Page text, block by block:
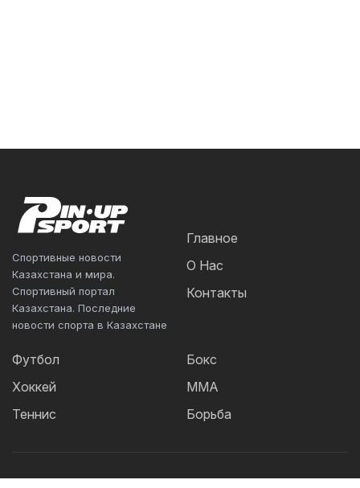
Спортивные новости
Казахстана и мира.
Спортивный портал
Казахстана. Последние
новости спорта в Казахстане
Главное
О Нас
Контакты
Футбол
Хоккей
Теннис
Бокс
ММА
Борьба